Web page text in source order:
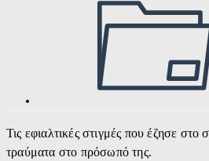
Τις εφιαλτικές στιγμές που έζησε
τραύματα στο πρόσωπό της.